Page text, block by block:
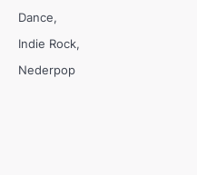
Dance
Indie Rock
Nederpop